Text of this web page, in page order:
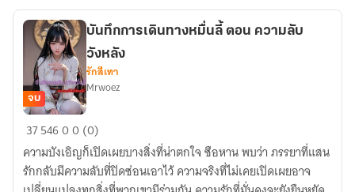
บันทึก
เดิน
ทาง
จบ
บันทึกการเดินทางหมื่นลี้ ตอน ความลับ
วังหลัง
รักสีเทา
Mrwoez
3754600 (0)
ความบังเอิญก็เปิดเผยบางสิ่งที่น่าตกใจ ซือหาน พบว่า ภรรยาที่แสน
รักกลับมีความลับที่ปิดซ่อนเอาไว้ ความจริงที่ไม่เคยเปิดเผยอาจ